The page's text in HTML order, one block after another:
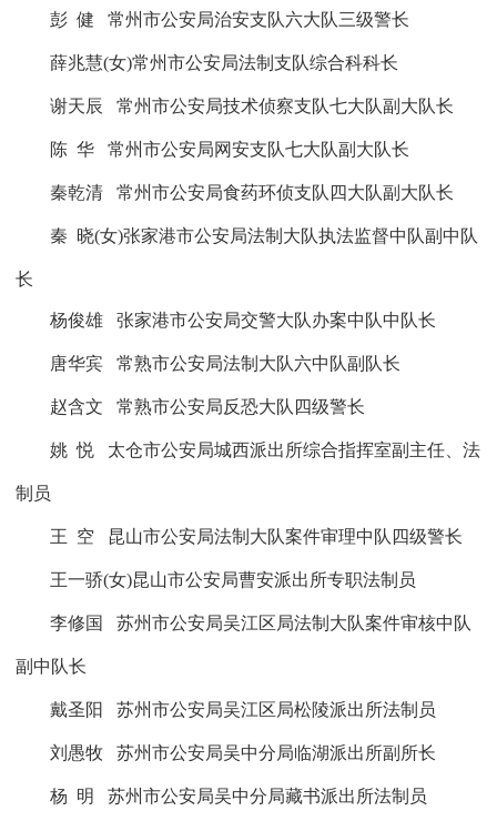
彭 健 常州市公安局治安支队六大队三级警长
薛兆慧(女)常州市公安局法制支队综合科科长
谢天辰 常州市公安局技术侦察支队七大队副大队长
陈 华 常州市公安局网安支队七大队副大队长
秦乾清 常州市公安局食药环侦支队四大队副大队长
秦 晓(女)张家港市公安局法制大队执法监督中队副中队
长
杨俊雄 张家港市公安局交警大队办案中队中队长
唐华宾 常熟市公安局法制大队六中队副队长
赵含文 常熟市公安局反恐大队四级警长
姚 悦 太仓市公安局城西派出所综合指挥室副主任、法
制员
王 空 昆山市公安局法制大队案件审理中队四级警长
王一骄(女)昆山市公安局曹安派出所专职法制员
李修国 苏州市公安局吴江区局法制大队案件审核中队
副中队长
戴圣阳 苏州市公安局吴江区局松陵派出所法制员
刘愚牧 苏州市公安局吴中分局临湖派出所副所长
杨 明 苏州市公安局吴中分局藏书派出所法制员